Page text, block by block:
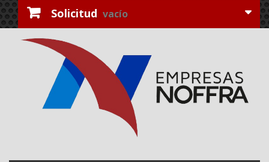
Solicitud vacío